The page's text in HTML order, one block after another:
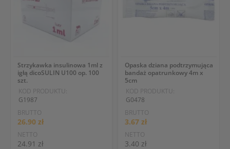
Strzykawka insulinowa 1ml z
igłą dicoSULIN U100 op. 100
szt.
KOD PRODUKTU:
G1987
BRUTTO
26.90 zł
NETTO
24.91 zł
Opaska dziana podtrzymująca
bandaż opatrunkowy 4m x
5cm
KOD PRODUKTU:
G0478
BRUTTO
3.67 zł
NETTO
3.40 zł